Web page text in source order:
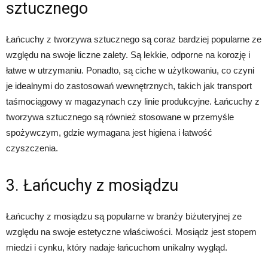
sztucznego
Łańcuchy z tworzywa sztucznego są coraz bardziej popularne ze
względu na swoje liczne zalety. Są lekkie, odporne na korozję i
łatwe w utrzymaniu. Ponadto, są ciche w użytkowaniu, co czyni
je idealnymi do zastosowań wewnętrznych, takich jak transport
taśmociągowy w magazynach czy linie produkcyjne. Łańcuchy z
tworzywa sztucznego są również stosowane w przemyśle
spożywczym, gdzie wymagana jest higiena i łatwość
czyszczenia.
3. Łańcuchy z mosiądzu
Łańcuchy z mosiądzu są popularne w branży biżuteryjnej ze
względu na swoje estetyczne właściwości. Mosiądz jest stopem
miedzi i cynku, który nadaje łańcuchom unikalny wygląd.